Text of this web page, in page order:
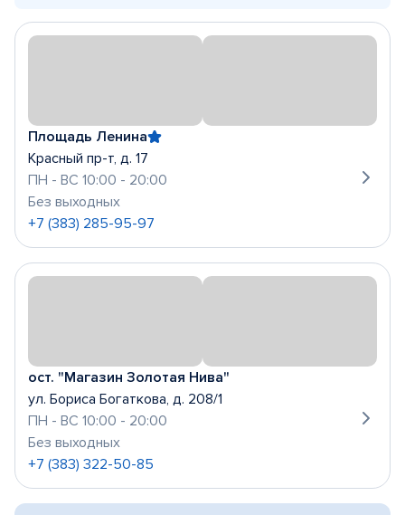
Площадь Ленина
Красный пр-т, д. 17
ПН - ВС 10:00 - 20:00
Без выходных
+7 (383) 285-95-97
ост. "Магазин Золотая Нива"
ул. Бориса Богаткова, д. 208/1
ПН - ВС 10:00 - 20:00
Без выходных
+7 (383) 322-50-85